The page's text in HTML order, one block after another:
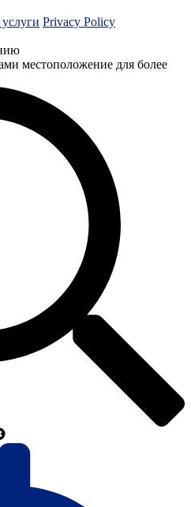
Privacy Policy
местоположение для более